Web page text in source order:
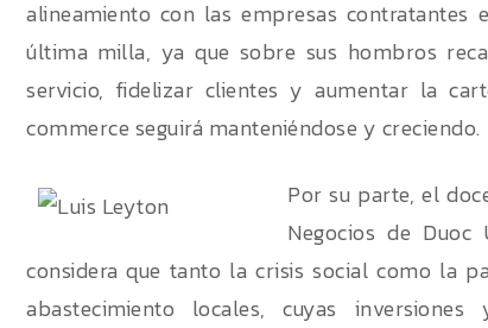
alineamiento con las empresas contratantes
última milla, ya que sobre sus hombros
servicio, fidelizar clientes y aumentar la
commerce seguirá manteniéndose y creciendo.
Por su parte, el
Negocios de Duoc
considera que tanto la crisis social como la
abastecimiento locales, cuyas